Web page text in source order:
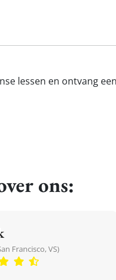
lessen en ontvang
ons:
Francisco, VS)